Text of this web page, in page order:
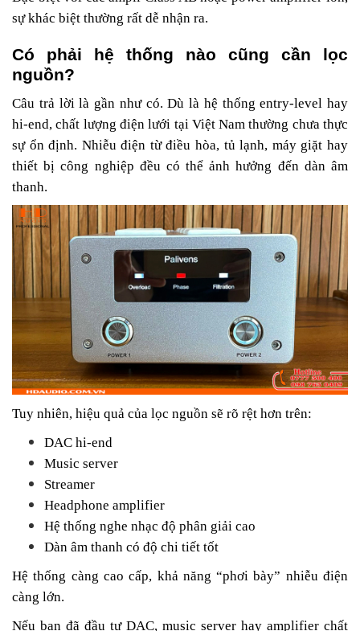
sự khác biệt thường rất dễ nhận ra.
Có phải hệ thống nào cũng cần lọc
nguồn?
Câu trả lời là gần như có. Dù là hệ thống entry-level hay
hi-end, chất lượng điện lưới tại Việt Nam thường chưa thực
sự ổn định. Nhiễu điện từ điều hòa, tủ lạnh, máy giặt hay
thiết bị công nghiệp đều có thể ảnh hưởng đến dàn âm
thanh.
Tuy nhiên, hiệu quả của lọc nguồn sẽ rõ rệt hơn trên:
DAC hi-end
Music server
Streamer
Headphone amplifier
Hệ thống nghe nhạc độ phân giải cao
Dàn âm thanh có độ chi tiết tốt
Hệ thống càng cao cấp, khả năng “phơi bày” nhiễu điện
càng lớn.
Nếu bạn đã đầu tư DAC, music server hay amplifier chất